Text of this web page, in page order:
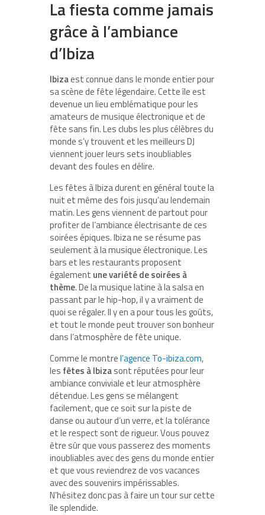
La fiesta comme jamais
grâce à l’ambiance
d’Ibiza
Ibizaest connue dans le monde entier pour
sa scène de fête légendaire. Cette île est
devenue un lieu emblématique pour les
amateurs de musique électronique et de
fête sans fin. Les clubs les plus célèbres du
monde s’y trouvent et les meilleurs DJ
viennent jouer leurs sets inoubliables
devant des foules en délire.
Les fêtes à Ibiza durent en général toute la
nuit et même des fois jusqu’au lendemain
matin. Les gens viennent de partout pour
profiter de l’ambiance électrisante de ces
soirées épiques. Ibiza ne se résume pas
seulement à la musique électronique. Les
bars et les restaurants proposent
également une variété de soirées à
thème. De la musique latine à la salsa en
passant par le hip-hop, il y a vraiment de
quoi se régaler. Il y en a pour tous les goûts,
et tout le monde peut trouver son bonheur
dans l’atmosphère de fête unique.
Comme le montrel’agence To-ibiza.com,
les fêtes à Ibizasont réputées pour leur
ambiance conviviale et leur atmosphère
détendue. Les gens se mélangent
facilement, que ce soit sur la piste de
danse ou autour d’un verre, et la tolérance
et le respect sont de rigueur. Vous pouvez
être sûr que vous passerez des moments
inoubliables avec des gens du monde entier
et que vous reviendrez de vos vacances
avec des souvenirs impérissables.
N’hésitez donc pas à faire un tour sur cette
île splendide.